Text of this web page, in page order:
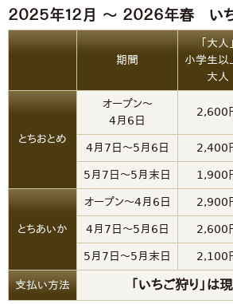
２０２５年１２月 〜 ２０２６年春
期間
「大人」
小学生以
大人
とちおとめ
オープン～
4月6日
2,600
4月7日〜5月6日 2,400
5月7日〜5月末日 1,900
とちあいか
オープン～4月6日 2,900
4月7日〜5月6日 2,600
5月7日〜5月末日 2,100
支払い方法 「いちご狩り」は